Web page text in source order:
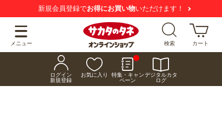
新規会員登録でお得にお買い物いただけます！
メニュー 検索 カート
ログイン
新規登録
お気に入り
特集・キャン
ペーン
デジタルカタ
ログ